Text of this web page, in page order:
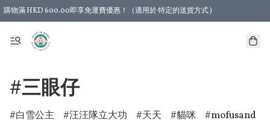
購物滿 HKD 600.00即享免運費優惠！（適用於 特定的送貨方式 )
#三眼仔
白雪公主 汪汪隊立大功 天天 貓咪
mofusand